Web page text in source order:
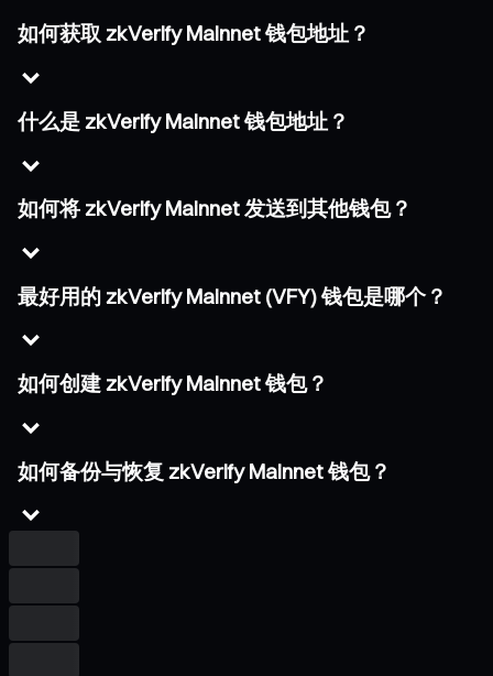
如何获取 zkVerify Mainnet 钱包地址？
什么是 zkVerify Mainnet 钱包地址？
如何将 zkVerify Mainnet 发送到其他钱包？
最好用的 zkVerify Mainnet (VFY) 钱包是哪个？
如何创建 zkVerify Mainnet 钱包？
如何备份与恢复 zkVerify Mainnet 钱包？